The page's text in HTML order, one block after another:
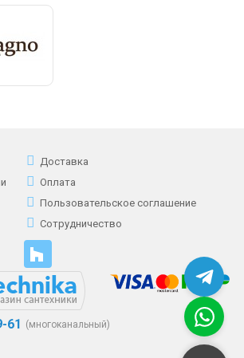
Доставка
Оплата
Пользовательское соглашение
Сотрудничество
61 (многоканальный)